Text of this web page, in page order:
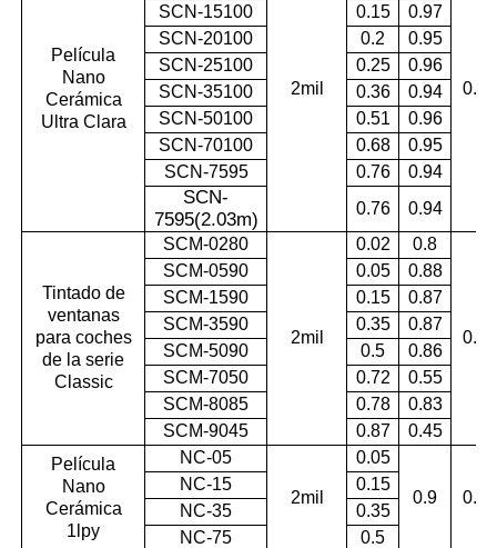
Película
Nano
Cerámica
Ultra Clara
2mil 0.99
SCN-15100
0.15
0.97
SCN-20100
0.2
0.95
SCN-25100
0.25
0.96
SCN-35100
0.36
0.94
SCN-50100
0.51
0.96
SCN-70100
0.68
0.95
SCN-7595
0.76 0.94
SCN-
7595(2.03m)
0.76 0.94
Tintado de
ventanas
para coches
de la serie
Classic
SCM-0280
2mil
0.02 0.8
0.99
SCM-0590 0.05
0.88
SCM-1590
0.15
0.87
SCM-3590
0.35
0.87
SCM-5090
0.5
0.86
SCM-7050
0.72
0.55
SCM-8085
0.78
0.83
SCM-9045
0.87
0.45
Película
Nano
Cerámica
1lpy
NC-05
2mil
0.05
0.9 0.99
NC-15
0.15
NC-35
0.35
NC-75
0.5